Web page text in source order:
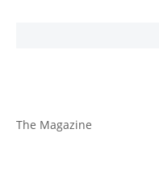
The Magazine